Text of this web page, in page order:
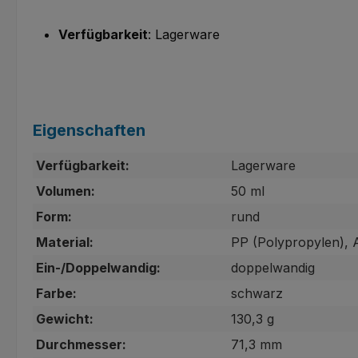
Verfügbarkeit: Lagerware
Eigenschaften
Verfügbarkeit:
Lagerware
Volumen:
50 ml
Form:
rund
Material:
PP (Polypropylen),
Ein-/Doppelwandig:
doppelwandig
Farbe:
schwarz
Gewicht:
130,3 g
Durchmesser:
71,3 mm